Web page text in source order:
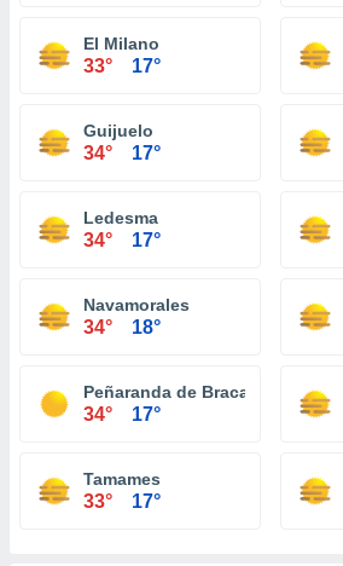
El Milano
33° 17°
Guijuelo
34° 17°
Ledesma
34° 17°
Navamorales
34° 18°
Peñaranda de Bracamonte
34° 17°
Tamames
33° 17°